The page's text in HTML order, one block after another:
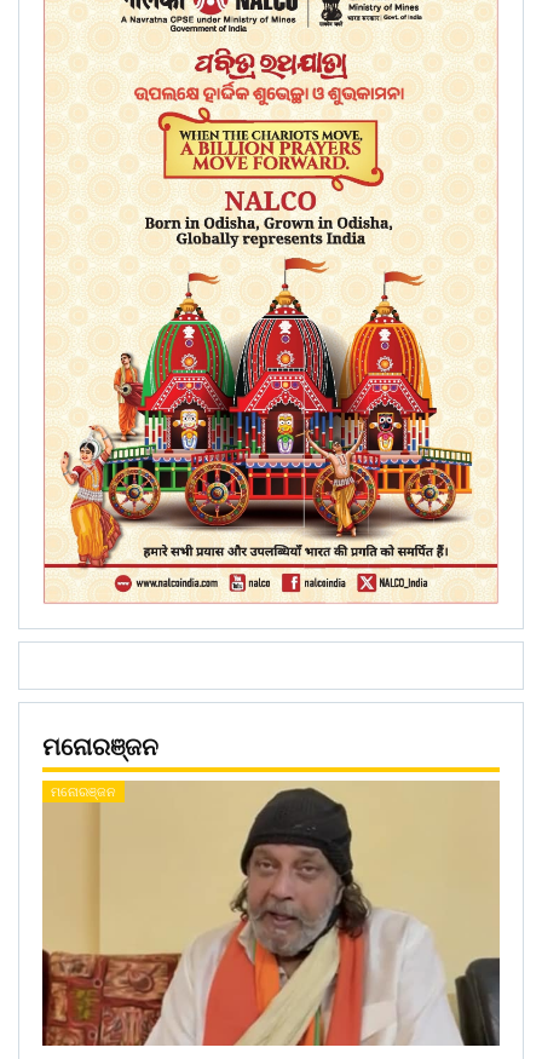
ମନୋରଞ୍ଜନ
ମନୋରଞ୍ଜନ